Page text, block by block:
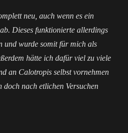
neu, auch wenn es ein
Dieses funktionierte allerdings
und wurde somit für mich als
hätte ich dafür viel zu viele
an Calotropis selbst vornehmen
doch nach etlichen Versuchen